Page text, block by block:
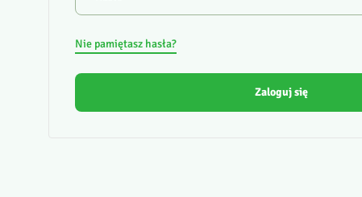
Nie pamiętasz hasła?
Zaloguj się